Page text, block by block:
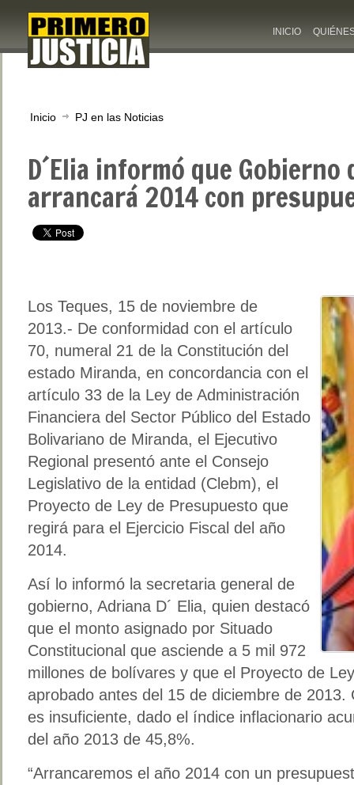
INICIO
Inicio PJ en las Noticias
D´Elia informó que
arrancará 2014 con
Los Teques, 15 de noviembre de
2013.- De conformidad con el artículo
70, numeral 21 de la Constitución del
estado Miranda, en concordancia con el
artículo 33 de la Ley de Administración
Financiera del Sector Público del Estado
Bolivariano de Miranda, el Ejecutivo
Regional presentó ante el Consejo
Legislativo de la entidad (Clebm), el
Proyecto de Ley de Presupuesto que
regirá para el Ejercicio Fiscal del año
2014.
Así lo informó la secretaria general de
gobierno, Adriana D´ Elia, quien destacó
que el monto asignado por Situado
Constitucional que asciende a 5 mil 972
millones de bolívares y que el Proyecto de
aprobado antes del 15 de diciembre de 2013.
es insuficiente, dado el índice inflacionario
del año 2013 de 45,8%.
“Arrancaremos el año 2014 con un